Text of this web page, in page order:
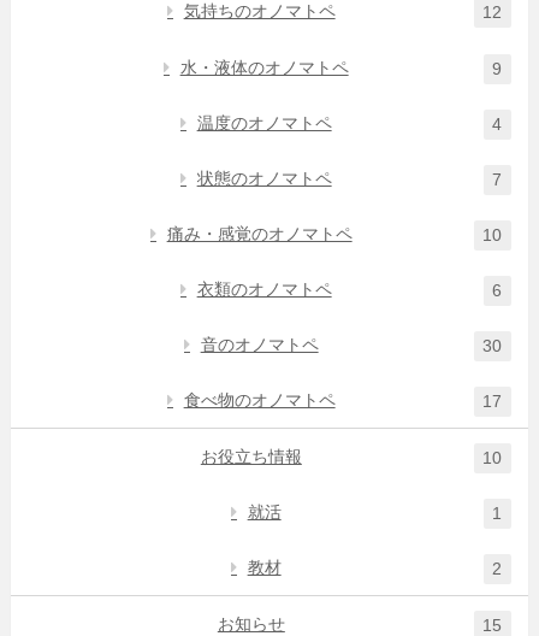
気持ちのオノマトペ 12
水・液体のオノマトペ 9
温度のオノマトペ 4
状態のオノマトペ 7
痛み・感覚のオノマトペ 10
衣類のオノマトペ 6
音のオノマトペ 30
食べ物のオノマトペ 17
お役立ち情報 10
就活 1
教材 2
お知らせ 15